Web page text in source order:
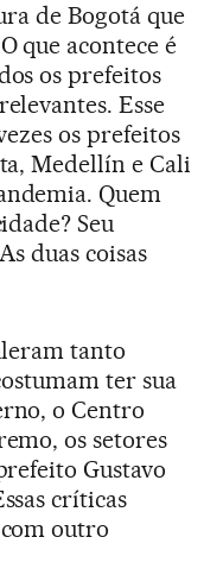
de Bogotá que
que acontece é
os prefeitos
Esse
os prefeitos
Medellín e Cali
Quem
Seu
duas coisas
tanto
ter sua
o Centro
os setores
Gustavo
críticas
outro